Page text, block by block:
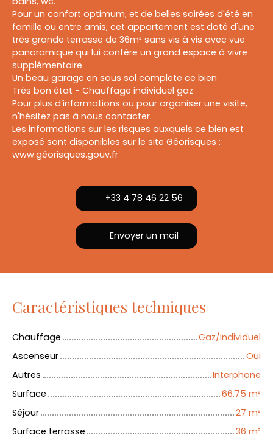
Pour un confort optimum, et de belles soirées d'été en
famille ou entre amis, cet appartement est doté d'une
très grande terrasse de 36m² sans vis à vis avec vue
panoramique qui lui confère un grand espace à vivre
supplémentaire.
Un beau garage en sous sol complete ce bien
Très bon état - Chauffage individuel gaz
Pour plus d’informations ou pour organiser une visite,
n'hésitez pas à nous contacter.
Les informations sur les risques auxquels ce bien est
exposé sont disponibles sur le site Géorisques :
www.géorisques.gouv.fr
+33 4 78 46 22 56
Envoyer un mail
Caractéristiques techniques
Chauffage
Gaz/Individuel
Ascenseur
Oui
Autres
Interphone
Surface
66.75 m²
Séjour
27 m²
Surface terrasse
36 m²